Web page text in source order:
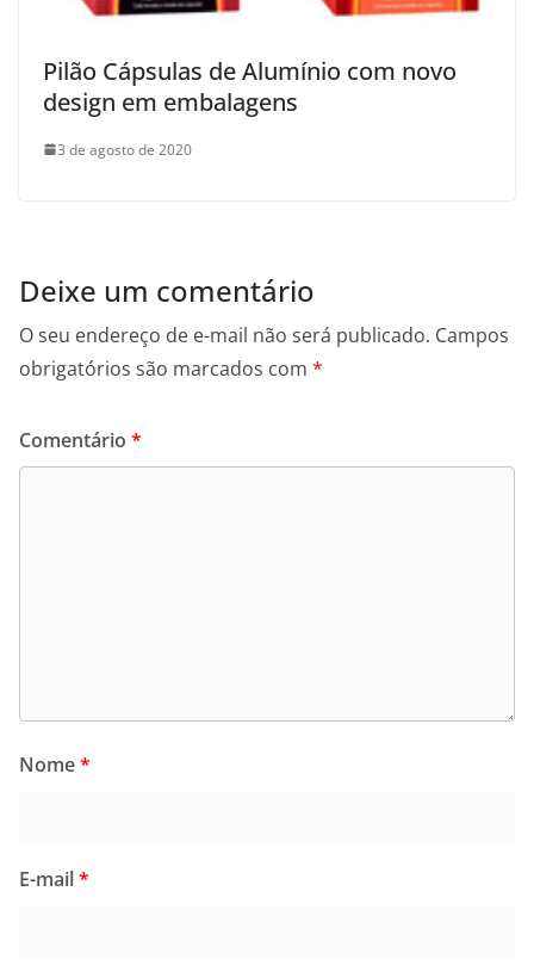
Pilão Cápsulas de Alumínio com novo
design em embalagens
3 de agosto de 2020
Deixe um comentário
O seu endereço de e-mail não será publicado. Campos
obrigatórios são marcados com *
Comentário *
Nome*
E-mail*